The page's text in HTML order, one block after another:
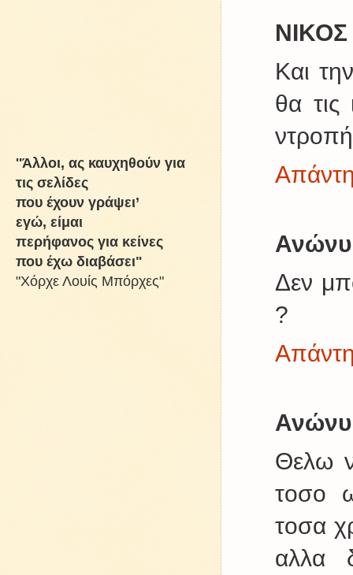
Και
θα τις
Δεν
?
Θελω
τοσο
τοσα
αλλα
''Άλλοι, ας καυχηθούν για
τις σελίδες
που έχουν γράψει’
εγώ, είμαι
περήφανος για κείνες
που έχω διαβάσει"
"Χόρχε Λουίς Μπόρχες"